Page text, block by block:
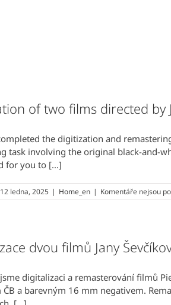
of two films directed by
the digitization and
task involving the original black-and-
for you to [...]
12 ledna, 2025 | Home_en | Komentáře nejsou
dvou filmů Jany
digitalizaci a remasterování filmů
a barevným 16 mm negativem.